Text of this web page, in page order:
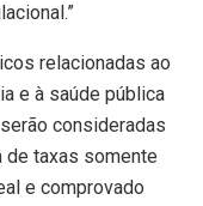
relacionadas ao
e à saúde pública
consideradas
de taxas somente
e comprovado